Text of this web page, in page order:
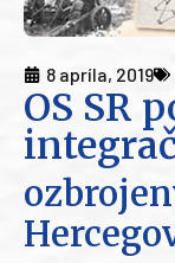
8 apríla, 2019
OS SR